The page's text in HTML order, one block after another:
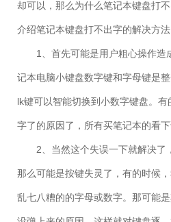
却可以，那么为什么笔记本键盘打
介绍笔记本键盘打不出字的解决方法
1、首先可能是用户粗心操作造
记本电脑小键盘数字键和字母键是
lk键可以智能切换到小数字键盘。
字了的原因了，所有买笔记本的看下
2、当然这个失误一下就解决了
那么可能是按键失灵了，有的时候
乱七八糟的的字母或数字。那可能